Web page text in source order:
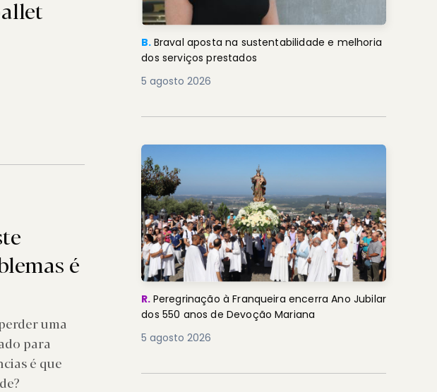
é
uma
para
é que
B. Braval aposta na sustentabilidade e melhoria
dos serviços prestados
5 agosto 2026
R. Peregrinação à Franqueira encerra Ano Jubilar
dos 550 anos de Devoção Mariana
5 agosto 2026